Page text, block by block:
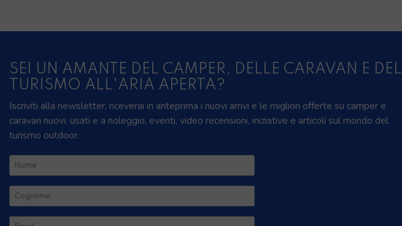
SEI UN AMANTE DEL CAMPER, DELLE CARAVAN E DEL
TURISMO ALL'ARIA APERTA?
Iscriviti alla newsletter, riceverai in anteprima i nuovi arrivi e le migliori offerte su camper e
caravan nuovi, usati e a noleggio, eventi, video recensioni, iniziative e articoli sul mondo del
turismo outdoor.